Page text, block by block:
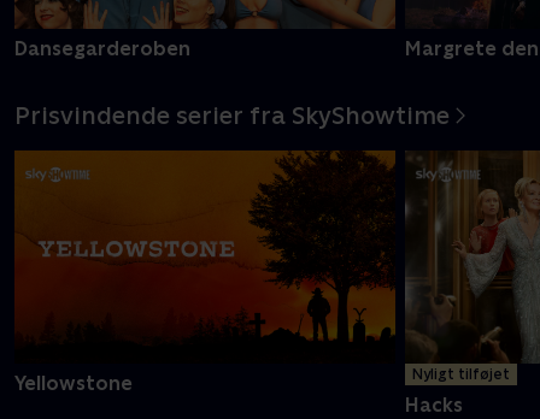
Dansegarderoben Margrete
Prisvindende serier fra SkyShowtime
Yellowstone Nyligt tilføjet
Hacks